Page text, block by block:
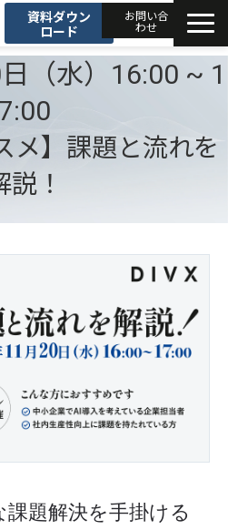
資料ダウン
ロード
お問い合
わせ
（水）16:00 ~ 1
7:00
メ】課題と流れを
説！
課題解決を手掛ける